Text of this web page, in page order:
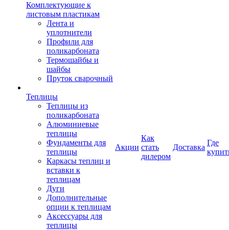
Комплектующие к
листовым пластикам
Лента и
уплотнители
Профили для
поликарбоната
Термошайбы и
шайбы
Пруток сварочный
Теплицы
Теплицы из
поликарбоната
Алюминиевые
теплицы
Фундаменты для
теплицы
Каркасы теплиц и
вставки к
теплицам
Дуги
Дополнительные
опции к теплицам
Аксессуары для
теплицы
Акции
Как
стать
дилером
Доставка
Где